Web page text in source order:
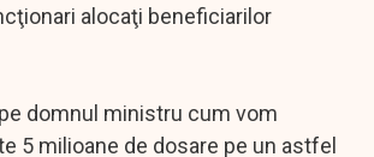
alocaţi beneficiarilor
domnul ministru cum vom
5 milioane de dosare pe un astfel